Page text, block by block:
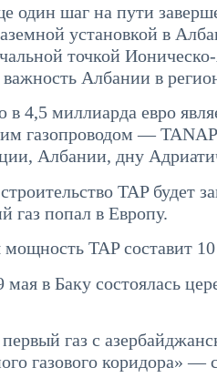
один шаг на пути
установкой в
точкой
важность Албании в
4,5 миллиарда евро
газопроводом —
Албании, дну
TAP будет
газ попал в Европу.
TAP составит
в Баку состоялась
газ с
газового коридора» —